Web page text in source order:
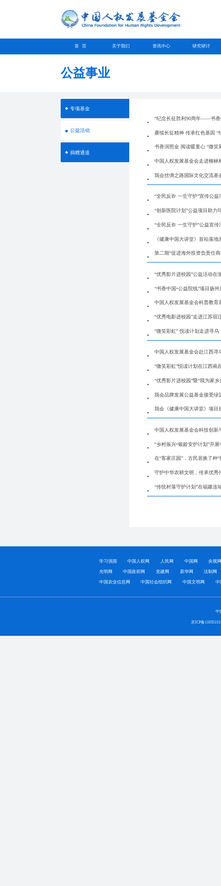
首 页 关于我们 资讯中心 研究研讨
公益事业
专项基金
公益活动
捐赠通道
“纪念长征胜利90周年——书香
赓续长征精神 传承红色基因
书香润照金 阅读暖童心 “微笑
中国人权发展基金会走进柳林
我会丝绸之路国际文化交流基
“全民反诈 一生守护”宣传公
“创新医院计划”公益项目助力
“全民反诈 一生守护”公益宣传
《健康中国大讲堂》首站落地
第二期“促进海外投资负责任
“优秀影片进校园”公益活动在
“书香中国•公益院线”项目扬州
中国人权发展基金会科普教育
“优秀电影进校园”走进江苏宿
“微笑彩虹” 悦读计划走进寻乌
中国人权发展基金会赴江西寻
“微笑彩虹”悦读计划在江西南
“优秀影片进校园”暨“我为家
我会品牌发展公益基金接受绿
我会《健康中国大讲堂》项目
中国人权发展基金会科技创新
“乡村振兴•银龄安护计划”开
在“客家庄园”，古民居换了种“
守护中华农耕文明，传承优
“传统村落守护计划”在福建连
学习强国 中国人权网 人民网 中国网 央视
光明网 中国政府网 党建网 新华网 法制网
中国农业信息网 中国社会组织网 中国文明网 中
中
京ICP备